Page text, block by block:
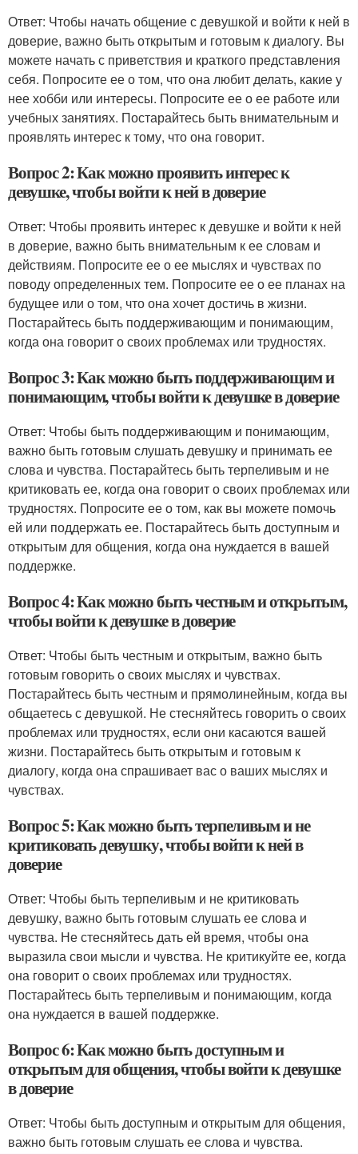
Ответ: Чтобы начать общение с девушкой и войти к ней в
доверие, важно быть открытым и готовым к диалогу. Вы
можете начать с приветствия и краткого представления
себя. Попросите ее о том, что она любит делать, какие у
нее хобби или интересы. Попросите ее о ее работе или
учебных занятиях. Постарайтесь быть внимательным и
проявлять интерес к тому, что она говорит.
Вопрос 2: Как можно проявить интерес к
девушке, чтобы войти к ней в доверие
Ответ: Чтобы проявить интерес к девушке и войти к ней
в доверие, важно быть внимательным к ее словам и
действиям. Попросите ее о ее мыслях и чувствах по
поводу определенных тем. Попросите ее о ее планах на
будущее или о том, что она хочет достичь в жизни.
Постарайтесь быть поддерживающим и понимающим,
когда она говорит о своих проблемах или трудностях.
Вопрос 3: Как можно быть поддерживающим и
понимающим, чтобы войти к девушке в доверие
Ответ: Чтобы быть поддерживающим и понимающим,
важно быть готовым слушать девушку и принимать ее
слова и чувства. Постарайтесь быть терпеливым и не
критиковать ее, когда она говорит о своих проблемах или
трудностях. Попросите ее о том, как вы можете помочь
ей или поддержать ее. Постарайтесь быть доступным и
открытым для общения, когда она нуждается в вашей
поддержке.
Вопрос 4: Как можно быть честным и открытым,
чтобы войти к девушке в доверие
Ответ: Чтобы быть честным и открытым, важно быть
готовым говорить о своих мыслях и чувствах.
Постарайтесь быть честным и прямолинейным, когда вы
общаетесь с девушкой. Не стесняйтесь говорить о своих
проблемах или трудностях, если они касаются вашей
жизни. Постарайтесь быть открытым и готовым к
диалогу, когда она спрашивает вас о ваших мыслях и
чувствах.
Вопрос 5: Как можно быть терпеливым и не
критиковать девушку, чтобы войти к ней в
доверие
Ответ: Чтобы быть терпеливым и не критиковать
девушку, важно быть готовым слушать ее слова и
чувства. Не стесняйтесь дать ей время, чтобы она
выразила свои мысли и чувства. Не критикуйте ее, когда
она говорит о своих проблемах или трудностях.
Постарайтесь быть терпеливым и понимающим, когда
она нуждается в вашей поддержке.
Вопрос 6: Как можно быть доступным и
открытым для общения, чтобы войти к девушке
в доверие
Ответ: Чтобы быть доступным и открытым для общения,
важно быть готовым слушать ее слова и чувства.